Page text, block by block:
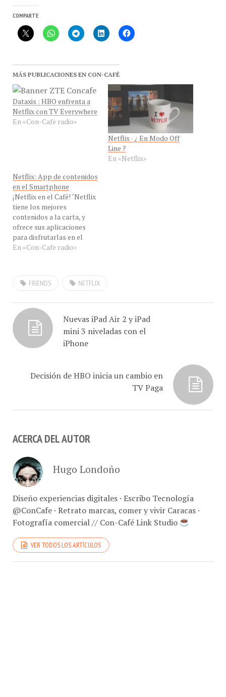
COMPARTE
MÁS PUBLICACIONES EN CON-CAFÉ
Dataxis : HBO enfrenta a
Netflix con TV Everywhere
En «Con-Cafe radio»
Netflix · ¿ En Modo Off
Line ?
En «Netflix»
en el Smartphone
¡Netflix en el Café! "Netflix
tiene los mejores
contenidos a la carta, y
ofrece sus aplicaciones
para disfrutarlas en el
Smartphone y tabletas "
dijo a #ConCafeRADIO
de Netflix desde Los
hablarnos de las
razones…
En «Con-Cafe radio»
mini 3 niveladas con el
iPhone
TV Paga
Diseño experiencias digitales · Escribo Tecnología
@ConCafe · Retrato marcas, comer y vivir Caracas ·
Fotografía comercial // Con-Café Link Studio